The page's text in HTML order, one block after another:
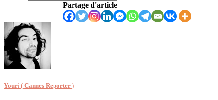
Partage d'article
Youri ( Cannes Reporter )